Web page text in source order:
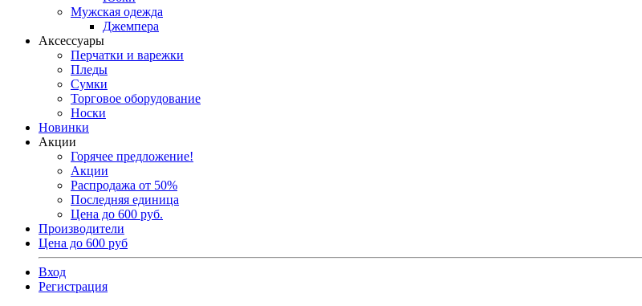
Мужская одежда
Джемпера
Аксессуары
Перчатки и варежки
Пледы
Сумки
Торговое оборудование
Носки
Новинки
Акции
Горячее предложение!
Акции
Распродажа от 50%
Последняя единица
Цена до 600 руб.
Производители
Цена до 600 руб
Вход
Регистрация